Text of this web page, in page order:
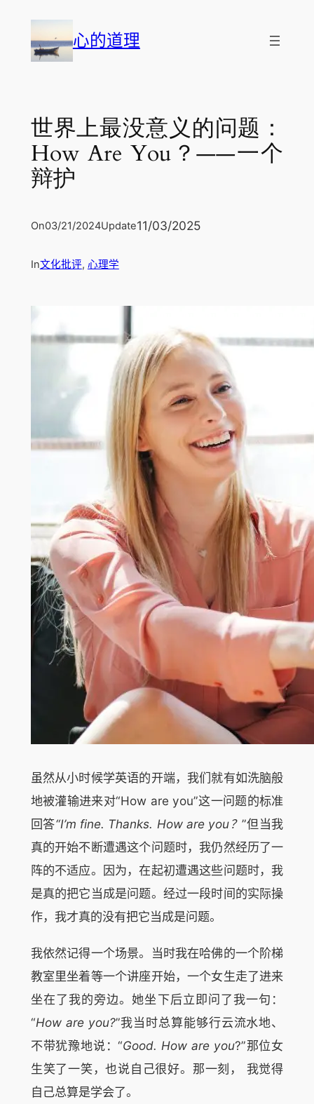
心的道理
世界上最没意义的问题：
How Are You？——一个
辩护
On03/21/2024Update11/03/2025
In文化批评, 心理学
虽然从小时候学英语的开端，我们就有如洗脑般
地被灌输进来对“How are you”这一问题的标准
回答“I’m fine. Thanks. How are you？”但当我
真的开始不断遭遇这个问题时，我仍然经历了一
阵的不适应。因为，在起初遭遇这些问题时，我
是真的把它当成是问题。经过一段时间的实际操
作，我才真的没有把它当成是问题。
我依然记得一个场景。当时我在哈佛的一个阶梯
教室里坐着等一个讲座开始，一个女生走了进来
坐在了我的旁边。她坐下后立即问了我一句：
“How are you?”我当时总算能够行云流水地、
不带犹豫地说：“Good. How are you?”那位女
生笑了一笑，也说自己很好。那一刻， 我觉得
自己总算是学会了。